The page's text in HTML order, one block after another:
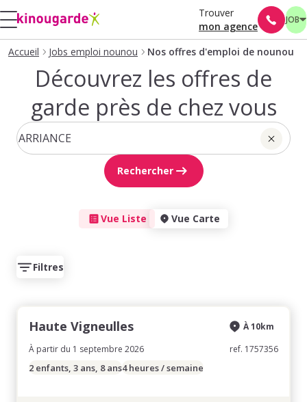
Trouver
mon agence
JOB
Accueil Jobs emploi nounou Nos offres d'emploi de nounou
Découvrez les offres de
garde près de chez vous
Rechercher
Vue Liste Vue Carte
Filtres
Haute Vigneulles
À partir du 1 septembre 2026
À 10km
ref. 1757356
2 enfants, 3 ans, 8 ans4 heures / semaine